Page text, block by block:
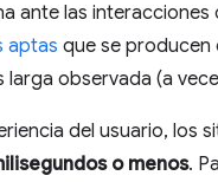
ante las
aptas que se producen
larga observada (a
del usuario, los
o menos.